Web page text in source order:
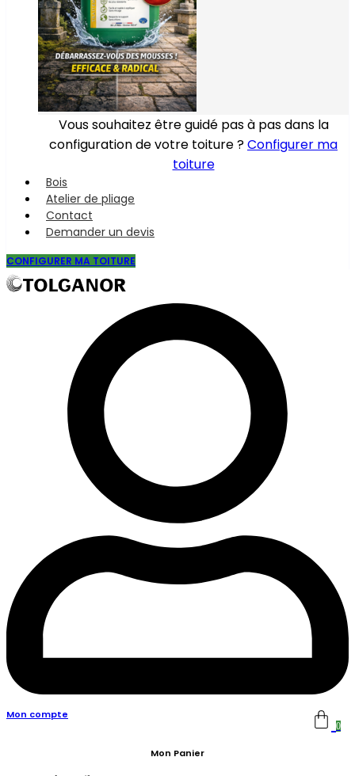
Vous souhaitez être guidé pas à pas dans la
configuration de votre toiture ?Configurer ma
toiture
Bois
Atelier de pliage
Contact
Demander un devis
CONFIGURER MA TOITURE
Mon compte
0
Mon Panier